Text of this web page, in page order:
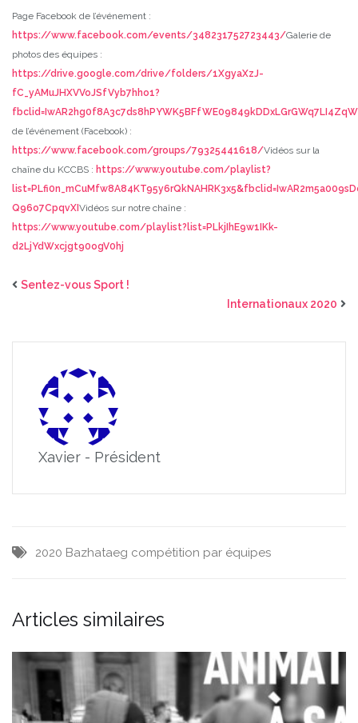
Page Facebook de l’événement :
https://www.facebook.com/events/348231752723443/Galerie de
photos des équipes :
https://drive.google.com/drive/folders/1XgyaXzJ-
fC_yAMuJHXVVoJSfVyb7hho1?
de l’événement (Facebook) :
https://www.facebook.com/groups/79325441618/Vidéos sur la
chaîne du KCCBS : https://www.youtube.com/playlist?
Q96o7CpqvXI Vidéos sur notre chaîne :
https://www.youtube.com/playlist?list=PLkjIhE9w1IKk-
d2LjYdWxcjgt90ogV0hj
Sentez-vous Sport !
Internationaux 2020
Xavier - Président
2020 Bazhataeg compétition par équipes
Articles similaires